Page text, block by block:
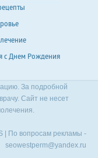
с Днем Рождения
За подробной
Сайт не несет
| По вопросам рекламы -
seowestperm@yandex.ru